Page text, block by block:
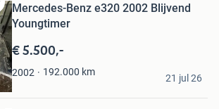
Mercedes-Benz e320 2002 Blijvend
Youngtimer
€ 5.500,-
2002 192.000 km
21 jul 26